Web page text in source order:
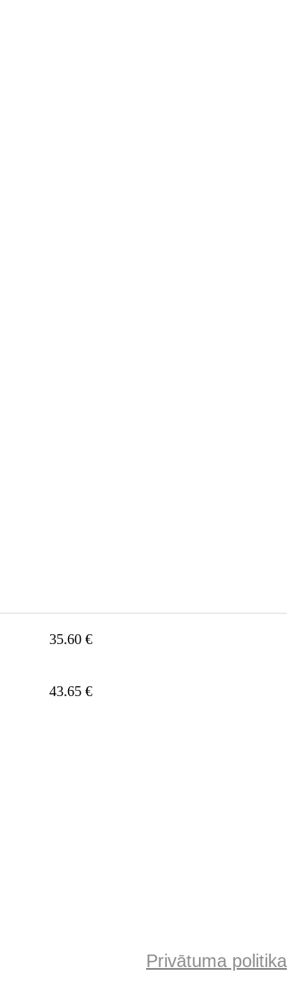
35.60 €
43.65 €
Privātuma politika